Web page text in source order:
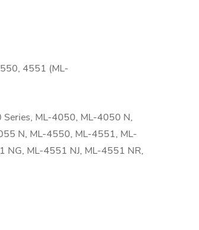
4551 (ML-
Series, ML-4050, ML-4050 N,
N, ML-4550, ML-4551, ML-
ML-4551 NJ, ML-4551 NR,